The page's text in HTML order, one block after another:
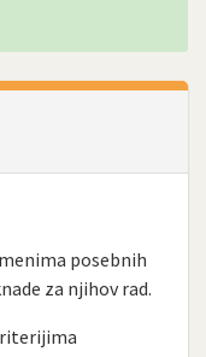
posebnih
za njihov rad.